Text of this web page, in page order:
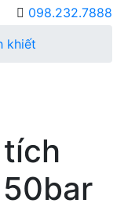
098.232.7888
khiết